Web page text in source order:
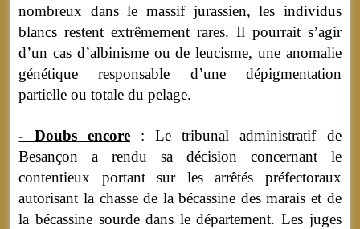
nombreux dans le massif jurassien, les individus
blancs restent extrêmement rares. Il pourrait s’agir
d’un cas d’albinisme ou de leucisme, une anomalie
génétique responsable d’une dépigmentation
partielle ou totale du pelage.
- Doubs encore: Le tribunal administratif de
Besançon a rendu sa décision concernant le
contentieux portant sur les arrêtés préfectoraux
autorisant la chasse de la bécassine des marais et de
la bécassine sourde dans le département. Les juges